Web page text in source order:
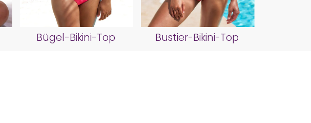
Bügel-Bikini-Top Bustier-Bikini-Top